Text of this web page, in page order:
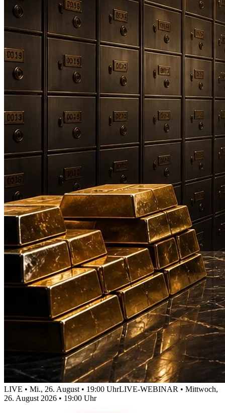
LIVE • Mi., 26. August • 19:00 UhrLIVE-WEBINAR • Mittwoch,
26. August 2026 • 19:00 Uhr